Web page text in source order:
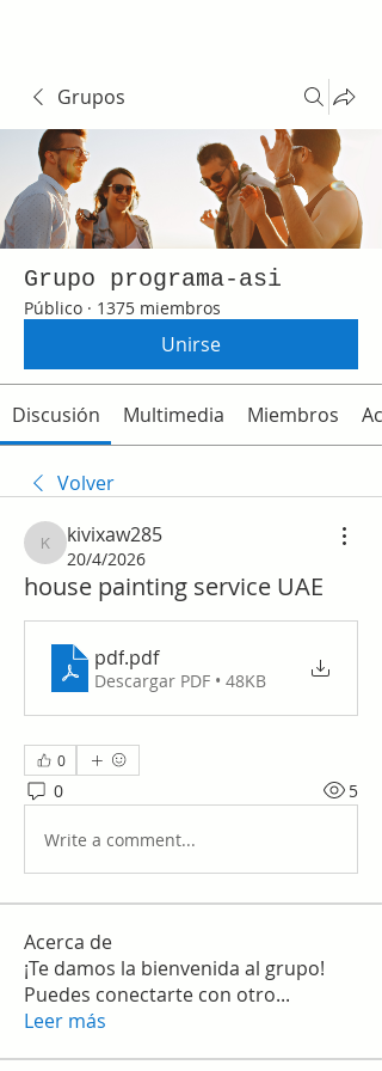
Grupos
Grupo programa-asi
Público · 1375 miembros
Unirse
Discusión Multimedia Miembros
Volver
kivixaw285
kivixaw285
20/4/2026
house painting service UAE
pdf.pdf
Descargar PDF • 48KB
0
0 5
Write a comment...
Acerca de
¡Te damos la bienvenida al grupo!
Puedes conectarte con otro...
Leer más